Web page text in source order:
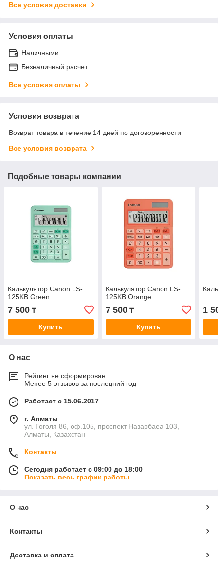
Все условия доставки
Условия оплаты
Наличными
Безналичный расчет
Все условия оплаты
Условия возврата
Возврат товара в течение 14 дней по договоренности
Все условия возврата
Подобные товары компании
Калькулятор Canon LS-
125KB Green
7 500 ₸
Купить
Калькулятор Canon LS-
125KB Orange
7 500₸
Купить
1
О нас
Рейтинг не сформирован
Менее 5 отзывов за последний год
Работает с 15.06.2017
г. Алматы
ул. Гоголя 86, оф.105, проспект Назарбаеа 103, ,
Алматы, Казахстан
Контакты
Сегодня работает с 09:00 до 18:00
Показать весь график работы
О нас
Контакты
Доставка и оплата